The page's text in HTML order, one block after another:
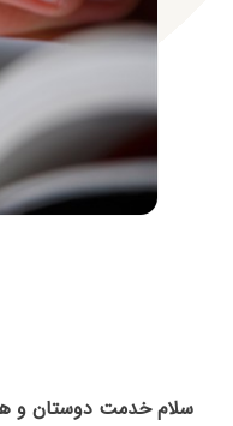
سلام خدمت دوستان و